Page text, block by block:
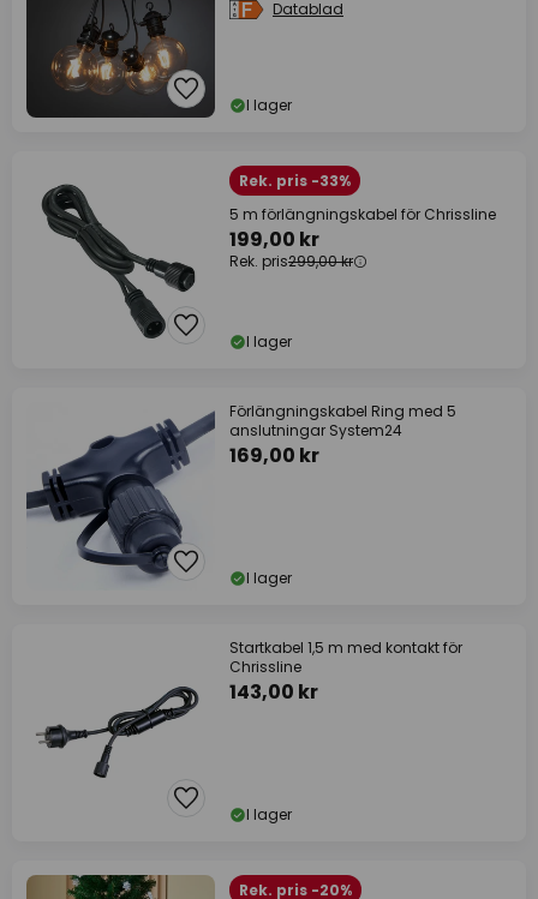
Datablad
I lager
Rek. pris -33%
5 m förlängningskabel för Chrissline
199,00 kr
Rek. pris299,00 kr
I lager
Förlängningskabel Ring med 5
anslutningar System24
169,00 kr
I lager
Startkabel 1,5 m med kontakt för
Chrissline
143,00 kr
I lager
Rek. pris -20%